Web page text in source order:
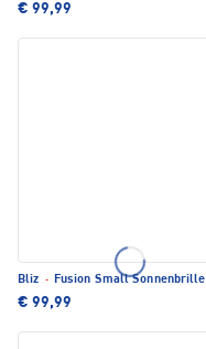
€ 99,99
Bliz · Fusion Small Sonnenbrille
€ 99,99